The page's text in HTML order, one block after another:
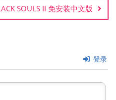
SOULS II 免安装中文版
登录